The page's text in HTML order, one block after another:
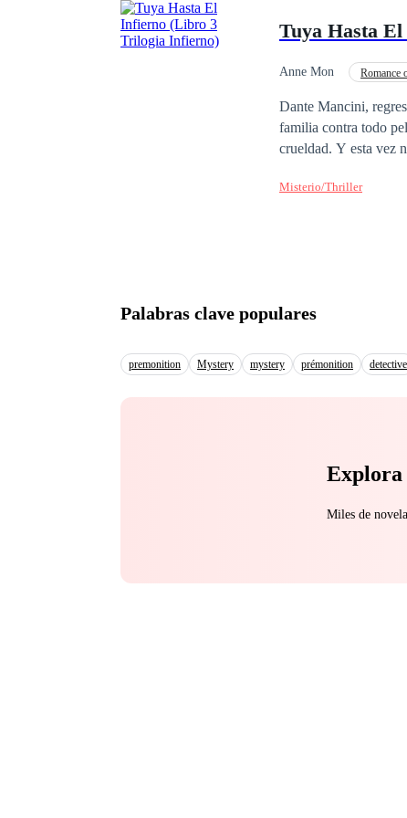
Tuya Hasta
Anne Mon Romance
Dante Mancini,
familia contra todo
crueldad. Y esta vez
enfrentando muchos
mucho menos si se
Misterio/Thriller
Palabras clave populares
premonition Mystery mystery prémonition detective
Explora
Miles de